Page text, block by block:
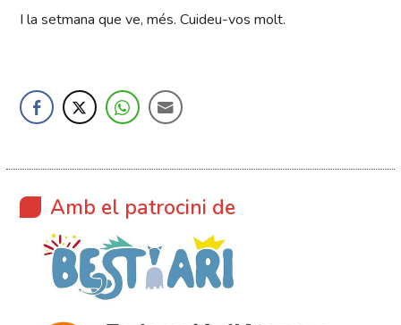
I la setmana que ve, més. Cuideu-vos molt.
Amb el patrocini de